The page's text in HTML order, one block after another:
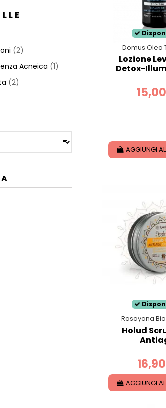
Domus Olea
Lozione
Detox-
AGGIUNGI
Rasayana
Holud
AGGIUNGI
(2)
Acneica (1)
(2)